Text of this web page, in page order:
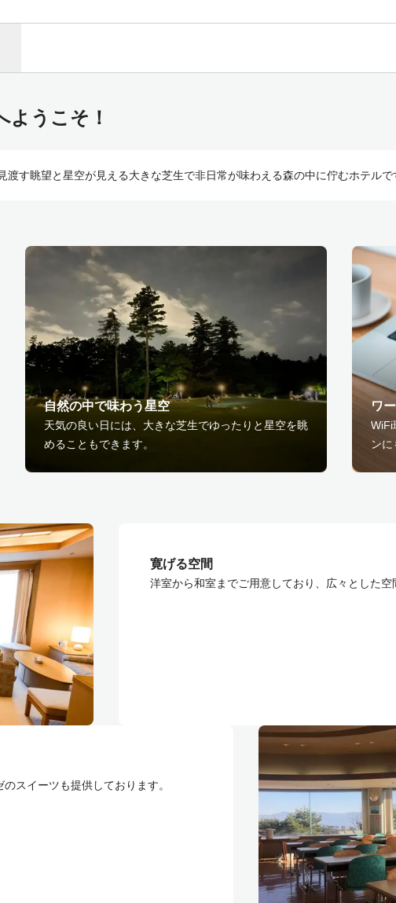
うこそ！
す眺望と星空が見える大きな芝生で非日常が味わえる森の中に佇むホテルで
自然の中で味わう星空
天気の良い日には、大きな芝生でゆったりと星空を眺
めることもできます。
ワ
WiFi
ンに
寛げる空間
洋室から和室までご用意しており、広々とした空
スイーツも提供しております。